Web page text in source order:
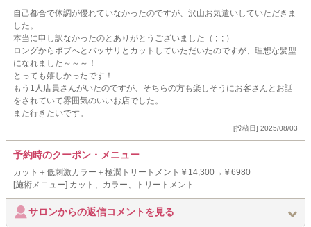
自己都合で体調が優れていなかったのですが、沢山お気遣いしていただきま
した。
本当に申し訳なかったのとありがとうございました（ ; ; ）
ロングからボブへとバッサリとカットしていただいたのですが、理想な髪型
になれました～～～！
とっても嬉しかったです！
もう1人店員さんがいたのですが、そちらの方も楽しそうにお客さんとお話
をされていて雰囲気のいいお店でした。
また行きたいです。
[投稿日] 2025/08/03
予約時のクーポン・メニュー
カット＋低刺激カラー＋極潤トリートメント￥14,300→￥6980
[施術メニュー] カット、カラー、トリートメント
サロンからの返信コメントを見る